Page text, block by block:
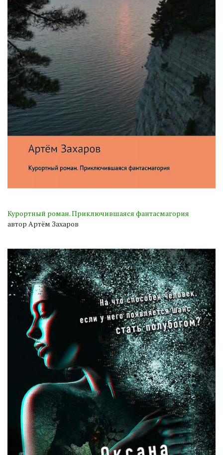
Курортный роман. Приключившаяся фантасмагория
автор Артём Захаров